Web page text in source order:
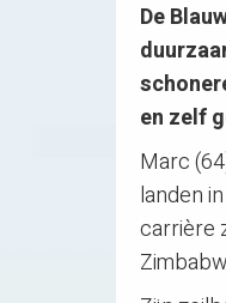
De
en zelf
Marc
landen
carrière